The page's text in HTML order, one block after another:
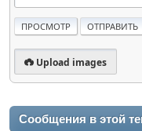
Upload images
Сообщения в этой